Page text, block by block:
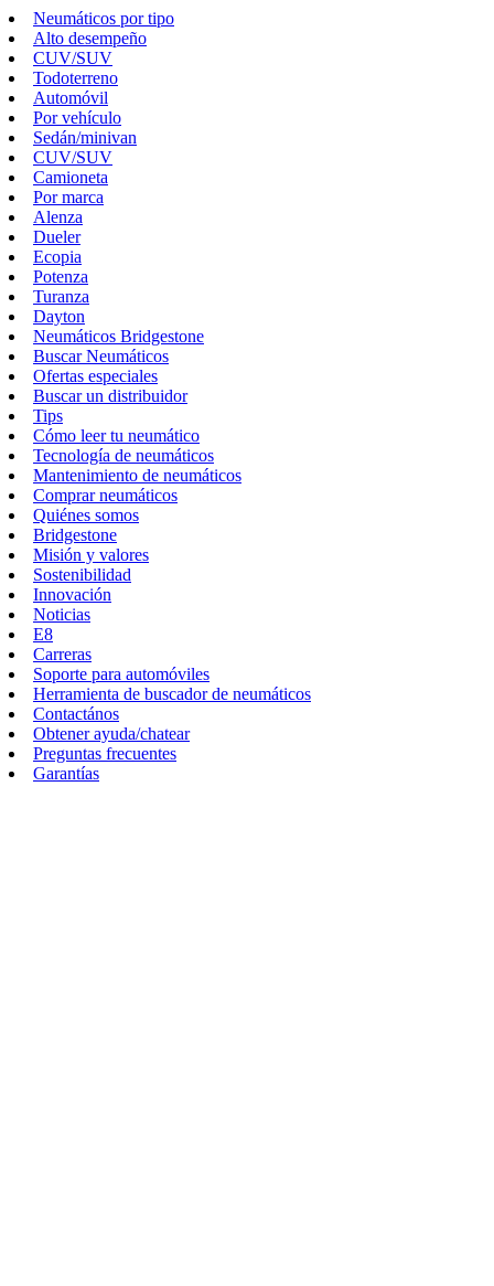
Neumáticos por tipo
Alto desempeño
CUV/SUV
Todoterreno
Automóvil
Por vehículo
Sedán/minivan
CUV/SUV
Camioneta
Por marca
Alenza
Dueler
Ecopia
Potenza
Turanza
Dayton
Neumáticos Bridgestone
Buscar Neumáticos
Ofertas especiales
Buscar un distribuidor
Tips
Cómo leer tu neumático
Tecnología de neumáticos
Mantenimiento de neumáticos
Comprar neumáticos
Quiénes somos
Bridgestone
Misión y valores
Sostenibilidad
Innovación
Noticias
E8
Carreras
Soporte para automóviles
Herramienta de buscador de neumáticos
Contactános
Obtener ayuda/chatear
Preguntas frecuentes
Garantías